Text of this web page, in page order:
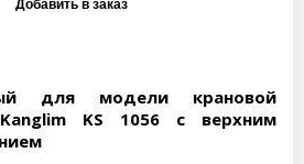
для модели крановой
KS 1056 с верхним